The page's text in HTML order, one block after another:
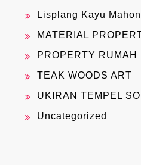
Lisplang Kayu
MATERIAL
PROPERTY RUMAH
TEAK WOODS ART
UKIRAN TEMPEL
Uncategorized